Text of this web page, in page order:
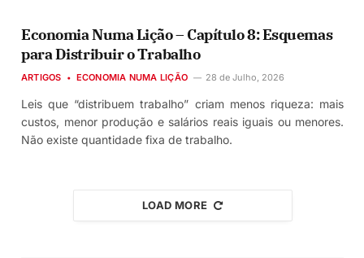
Economia Numa Lição – Capítulo 8: Esquemas
para Distribuir o Trabalho
ARTIGOS ECONOMIA NUMA LIÇÃO 28 de Julho, 2026
Leis que “distribuem trabalho” criam menos riqueza: mais
custos, menor produção e salários reais iguais ou menores.
Não existe quantidade fixa de trabalho.
LOAD MORE